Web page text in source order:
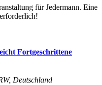
für Jedermann. Eine
Fortgeschrittene
Deutschland